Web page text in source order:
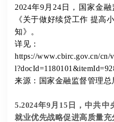
2024年9月24日，国家金
《关于做好续贷工作 提高
知》。
详见：
https://www.cbirc.gov.cn/cn/
来源：国家金融监督管理总
5.2024年9月15日，中共
就业优先战略促进高质量充